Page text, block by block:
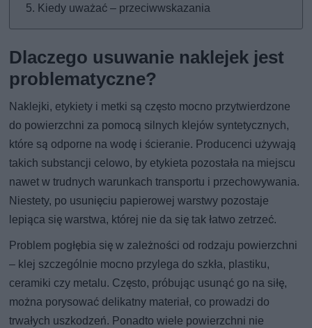
Kiedy uważać – przeciwwskazania
Dlaczego usuwanie naklejek jest
problematyczne?
Naklejki, etykiety i metki są często mocno przytwierdzone
do powierzchni za pomocą silnych klejów syntetycznych,
które są odporne na wodę i ścieranie. Producenci używają
takich substancji celowo, by etykieta pozostała na miejscu
nawet w trudnych warunkach transportu i przechowywania.
Niestety, po usunięciu papierowej warstwy pozostaje
lepiąca się warstwa, której nie da się tak łatwo zetrzeć.
Problem pogłębia się w zależności od rodzaju powierzchni
– klej szczególnie mocno przylega do szkła, plastiku,
ceramiki czy metalu. Często, próbując usunąć go na siłę,
można porysować delikatny materiał, co prowadzi do
trwałych uszkodzeń. Ponadto wiele powierzchni nie